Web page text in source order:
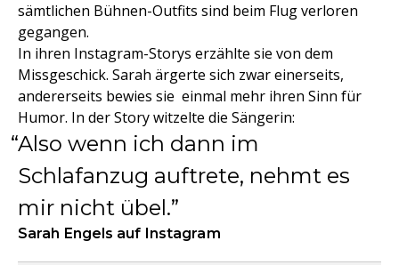
sämtlichen Bühnen-Outfits sind beim Flug verloren
gegangen.
In ihren Instagram-Storys erzählte sie von dem
Missgeschick. Sarah ärgerte sich zwar einerseits,
andererseits bewies sie einmal mehr ihren Sinn für
Humor. In der Story witzelte die Sängerin:
Also wenn ich dann im
Schlafanzug auftrete, nehmt es
mir nicht übel.
Sarah Engels auf Instagram